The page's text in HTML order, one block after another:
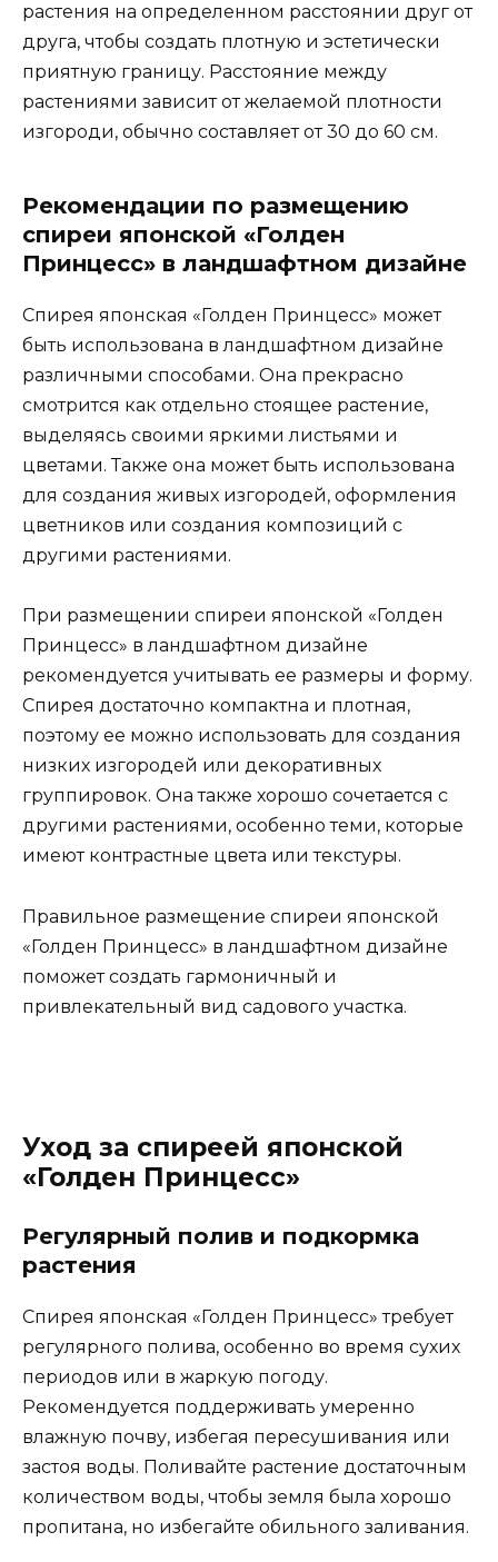
растения на определенном расстоянии друг от
друга, чтобы создать плотную и эстетически
приятную границу. Расстояние между
растениями зависит от желаемой плотности
изгороди, обычно составляет от 30 до 60 см.
Рекомендации по размещению
спиреи японской «Голден
Принцесс» в ландшафтном дизайне
Спирея японская «Голден Принцесс» может
быть использована в ландшафтном дизайне
различными способами. Она прекрасно
смотрится как отдельно стоящее растение,
выделяясь своими яркими листьями и
цветами. Также она может быть использована
для создания живых изгородей, оформления
цветников или создания композиций с
другими растениями.
При размещении спиреи японской «Голден
Принцесс» в ландшафтном дизайне
рекомендуется учитывать ее размеры и форму.
Спирея достаточно компактна и плотная,
поэтому ее можно использовать для создания
низких изгородей или декоративных
группировок. Она также хорошо сочетается с
другими растениями, особенно теми, которые
имеют контрастные цвета или текстуры.
Правильное размещение спиреи японской
«Голден Принцесс» в ландшафтном дизайне
поможет создать гармоничный и
привлекательный вид садового участка.
Уход за спиреей японской
«Голден Принцесс»
Регулярный полив и подкормка
растения
Спирея японская «Голден Принцесс» требует
регулярного полива, особенно во время сухих
периодов или в жаркую погоду.
Рекомендуется поддерживать умеренно
влажную почву, избегая пересушивания или
застоя воды. Поливайте растение достаточным
количеством воды, чтобы земля была хорошо
пропитана, но избегайте обильного заливания.